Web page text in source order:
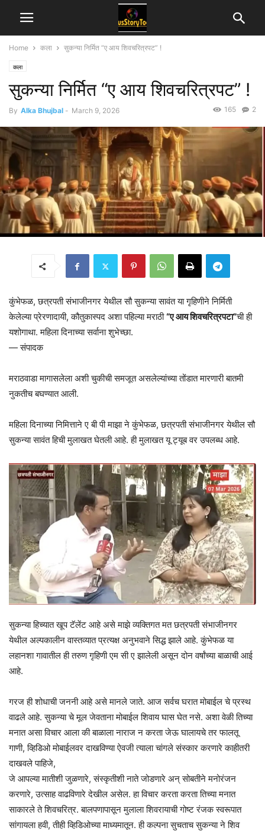
Home कला सुकन्या निर्मित “ए आय शिवचरित्रपट” !
कला
सुकन्या निर्मित “ए आय शिवचरित्रपट” !
By Alka Bhujbal - March 9, 2026 2
165
कुंभेफळ, छत्रपती संभाजीनगर येथील सौ सुकन्या सावंत या गृहिणीने निर्मिती
केलेल्या प्रेरणादायी, कौतुकास्पद अशा पहिल्या मराठी“ए आय शिवचरित्रपटा”ची ही
यशोगाथा. महिला दिनाच्या सर्वाना शुभेच्छा.
— संपादक
मराठवाडा मागासलेला अशी चुकीची समजूत असलेल्यांच्या तोंडात मारणारी बातमी
नुकतीच बघण्यात आली.
महिला दिनाच्या निमित्ताने ए बी पी माझा ने कुंभेफळ, छत्रपती संभाजीनगर येथील सौ
सुकन्या सावंत हिची मुलाखत घेतली आहे. ही मुलाखत यू ट्यूब वर उपलब्ध आहे.
सुकन्या हिच्यात खूप टॅलेंट आहे असे माझे व्यक्तिगत मत छत्रपती संभाजीनगर
येथील अल्पकालीन वास्तव्यात प्रत्यक्ष अनुभवाने सिद्ध झाले आहे. कुंभेफळ या
लहानशा गावातील ही तरुण गृहिणी एम सी ए झालेली असून दोन वर्षांच्या बाळाची आई
आहे.
गरज ही शोधाची जननी आहे असे मानले जाते. आज सर्वच घरात मोबाईल चे प्रस्थ
वाढले आहे. सुकन्या चे मूल जेवताना मोबाईल शिवाय घास घेत नसे. अशा वेळी तिच्या
मनात असा विचार आला की बाळाला नाराज न करता जेऊ घालायचे तर फालतू
गाणी, व्हिडिओ मोबाईलवर दाखविण्या ऐवजी त्याला चांगले संस्कार करणारे काहीतरी
दाखवले पाहिजे,
जे आपल्या मातीशी जुळणारे, संस्कृतीशी नाते जोडणारे अन् सोबतीने मनोरंजन
करणारे, उत्साह वाढविणारे देखील असेल. हा विचार करता करता तिच्या मनात
साकारले ते शिवचरित्र. बालपणापासून मुलाला शिवरायाची गोष्ट रंजक स्वरूपात
सांगायला हवी, तीही व्हिडिओच्या माध्यमातून. ही कल्पना सुचताच सुकन्या ने शिव